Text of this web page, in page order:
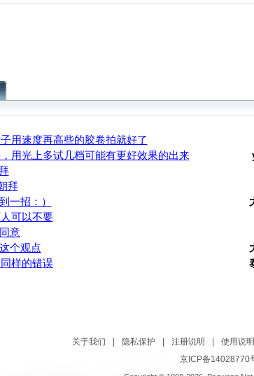
用速度再高些的胶卷拍就好了
用光上多试几档可能有更好效果的出来
拜
一招：）
可以不要
意
个观点
样的错误
关于我们 隐私保护 注册说明 使用说明
京ICP备14028770